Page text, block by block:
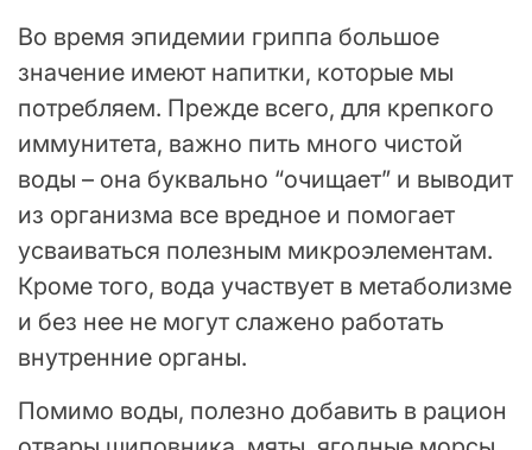
Во время эпидемии гриппа большое
значение имеют напитки, которые мы
потребляем. Прежде всего, для крепкого
иммунитета, важно пить много чистой
воды – она буквально “очищает” и выводит
из организма все вредное и помогает
усваиваться полезным микроэлементам.
Кроме того, вода участвует в метаболизме
и без нее не могут слажено работать
внутренние органы.
Помимо воды, полезно добавить в рацион